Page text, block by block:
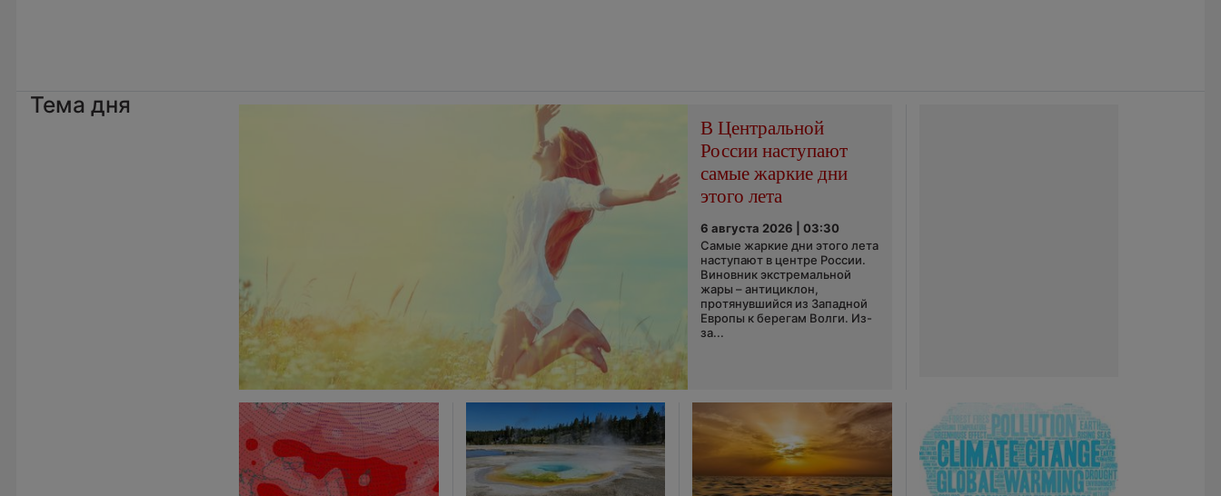
Тема дня
В Центральной
России наступают
самые жаркие дни
этого лета
6 августа 2026 | 03:30
Самые жаркие дни этого лета
наступают в центре России.
Виновник экстремальной
жары – антициклон,
протянувшийся из Западной
Европы к берегам Волги. Из-
за...